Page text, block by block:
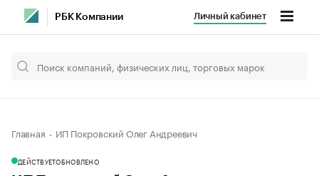
РБК Компании Личный кабинет
Главная ИП Покровский Олег Андреевич
ДЕЙСТВУЕТОБНОВЛЕНО